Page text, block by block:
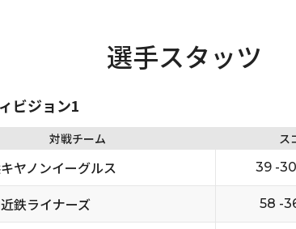
選手スタッツ
ビジョン1
対戦チーム ス
ヤノンイーグルス 39 -
鉄ライナーズ 58 -